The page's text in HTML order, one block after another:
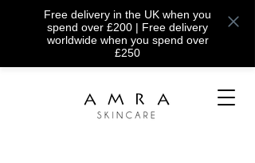
Free delivery in the UK when you
spend over £200 | Free delivery
worldwide when you spend over
£250